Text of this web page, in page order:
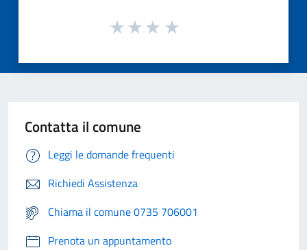
Contatta il comune
Leggi le domande frequenti
Richiedi Assistenza
Chiama il comune 0735 706001
Prenota un appuntamento